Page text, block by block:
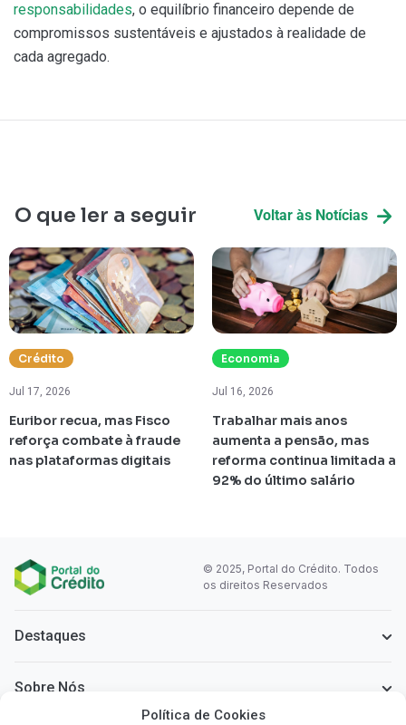
Política de Cookies
responsabilidades, o equilíbrio financeiro depende de
compromissos sustentáveis e ajustados à realidade de
cada agregado.
O que ler a seguir Voltar às Notícias
Crédito
Jul 17, 2026
Euribor recua, mas Fisco
reforça combate à fraude
nas plataformas digitais
Economia
Jul 16, 2026
Trabalhar mais anos
aumenta a pensão, mas
reforma continua limitada a
92% do último salário
© 2025, Portal do Crédito. Todos
os direitos Reservados
Destaques
Sobre Nós